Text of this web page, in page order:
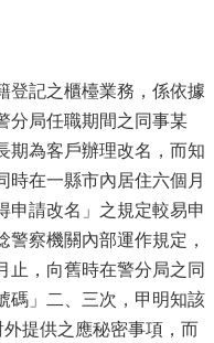
登記之櫃檯業務，係依據
分局任職期間之同事某
期為客戶辦理改名，而知
時在一縣市內居住六個月
申請改名」之規定較易申
察機關內部運作規定，
止，向舊時在警分局之同
碼」二、三次，甲明知該
提供之應秘密事項，而